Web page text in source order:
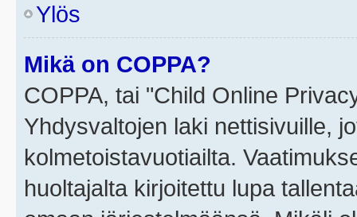
Ylös
Mikä on COPPA?
COPPA, tai "Child Online
Yhdysvaltojen laki nettisivuille,
kolmetoistavuotiailta.
huoltajalta kirjoitettu lupa